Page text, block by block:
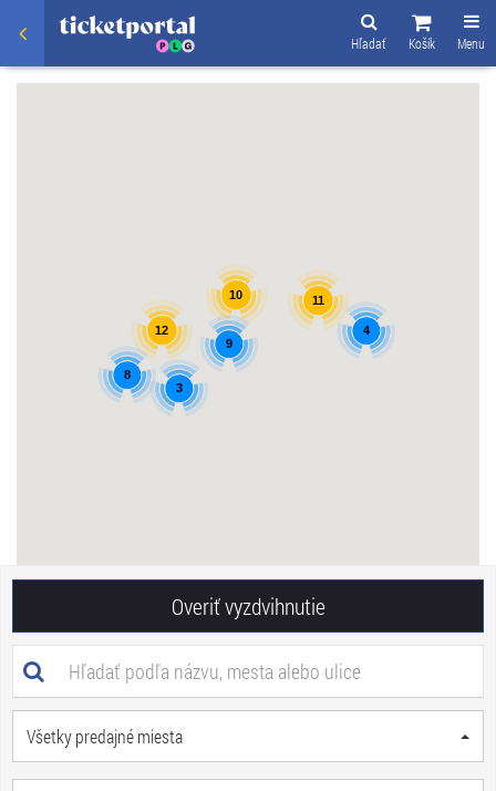
Menu
Košík
Hľadať
8
4
12
10
9
11
3
Overiť vyzdvihnutie
Všetky predajné miesta